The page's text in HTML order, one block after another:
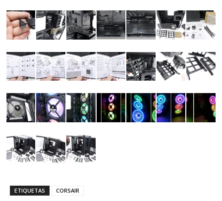
ETIQUETAS CORSAIR